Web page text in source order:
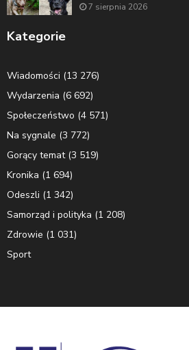
7 sierpnia 2026
Kategorie
Wiadomości (13 276)
Wydarzenia (6 692)
Społeczeństwo (4 571)
Na sygnale (3 772)
Gorący temat(3 519)
Kronika (1 694)
Odeszli (1 342)
Samorząd i polityka (1 208)
Zdrowie (1 031)
Sport